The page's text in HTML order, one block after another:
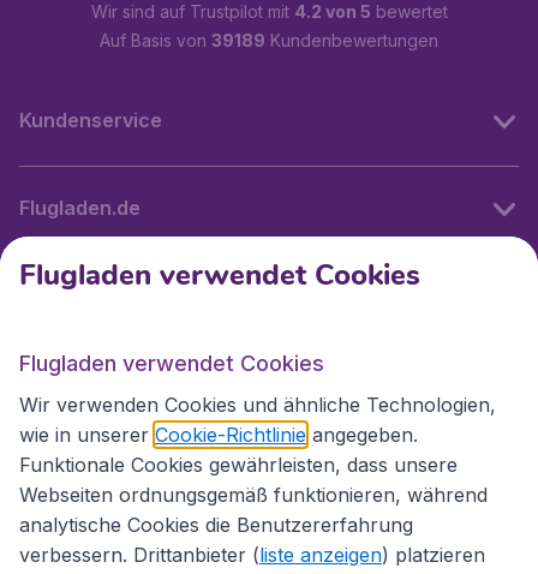
Wir sind auf Trustpilot mit 4.2 von 5 bewertet
Auf Basis von 39189 Kundenbewertungen
Kundenservice
Flugladen.de
Internationale Webseiten
Folgen Sie uns:
Flugladen verwendet Cookies
Flugladen verwendet Cookies
Wir verwenden Cookies und ähnliche Technologien,
wie in unserer Cookie-Richtlinie angegeben.
Funktionale Cookies gewährleisten, dass unsere
Webseiten ordnungsgemäß funktionieren, während
analytische Cookies die Benutzererfahrung
verbessern. Drittanbieter (liste anzeigen) platzieren